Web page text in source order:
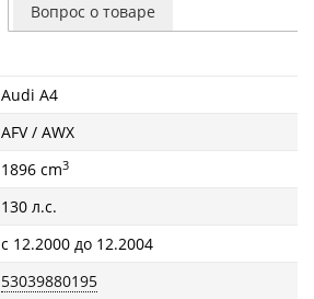
Вопрос о товаре
Audi A4
AFV / AWX
1896 cm3
130 л.с.
с 12.2000 до 12.2004
53039880195